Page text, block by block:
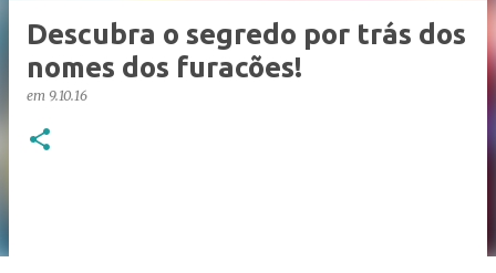
Descubra o segredo por trás dos
nomes dos furacões!
em 9.10.16